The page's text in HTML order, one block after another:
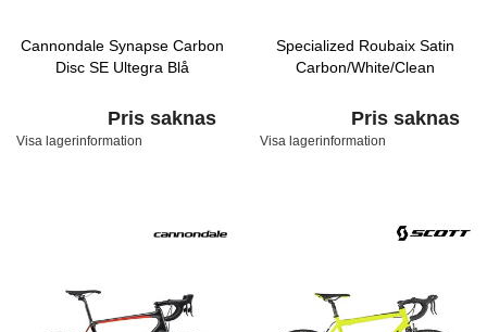
Cannondale Synapse Carbon
Disc SE Ultegra Blå
Pris saknas
Visa lagerinformation
Specialized Roubaix Satin
Carbon/White/Clean
Pris saknas
Visa lagerinformation